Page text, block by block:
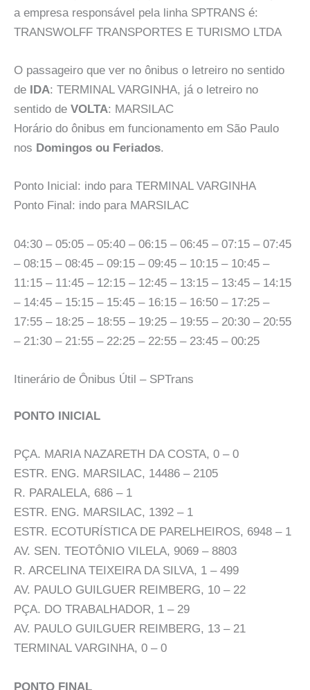
a empresa responsável pela linha SPTRANS é:
TRANSWOLFF TRANSPORTES E TURISMO LTDA
O passageiro que ver no ônibus o letreiro no sentido
de
IDA: TERMINAL VARGINHA, já o letreiro no
sentido de VOLTA: MARSILAC
Horário do ônibus em funcionamento em São Paulo
nos Domingos ou Feriados.
Ponto Inicial: indo para TERMINAL VARGINHA
Ponto Final: indo para MARSILAC
04:30 – 05:05 – 05:40 – 06:15 – 06:45 – 07:15 – 07:45
– 08:15 – 08:45 – 09:15 – 09:45 – 10:15 – 10:45 –
11:15 – 11:45 – 12:15 – 12:45 – 13:15 – 13:45 – 14:15
– 14:45 – 15:15 – 15:45 – 16:15 – 16:50 – 17:25 –
17:55 – 18:25 – 18:55 – 19:25 – 19:55 – 20:30 – 20:55
– 21:30 – 21:55 – 22:25 – 22:55 – 23:45 – 00:25
Itinerário de Ônibus Útil – SPTrans
PONTO INICIAL
PÇA. MARIA NAZARETH DA COSTA, 0 – 0
ESTR. ENG. MARSILAC, 14486 – 2105
R. PARALELA, 686 – 1
ESTR. ENG. MARSILAC, 1392 – 1
ESTR. ECOTURÍSTICA DE PARELHEIROS, 6948 – 1
AV. SEN. TEOTÔNIO VILELA, 9069 – 8803
R. ARCELINA TEIXEIRA DA SILVA, 1 – 499
AV. PAULO GUILGUER REIMBERG, 10 – 22
PÇA. DO TRABALHADOR, 1 – 29
AV. PAULO GUILGUER REIMBERG, 13 – 21
TERMINAL VARGINHA, 0 – 0
PONTO FINAL